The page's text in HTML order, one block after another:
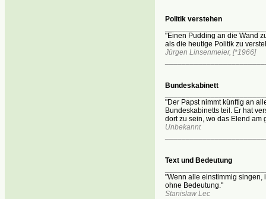
Politik verstehen
"Einen Pudding an die Wand
als die heutige Politik zu
Jürgen Linsenmeier, [*1966]
Bundeskabinett
"Der Papst nimmt künftig an
Bundeskabinetts teil. Er hat
dort zu sein, wo das Elend am
Unbekannt
Text und Bedeutung
"Wenn alle einstimmig singen,
ohne Bedeutung."
Stanislaw Lec